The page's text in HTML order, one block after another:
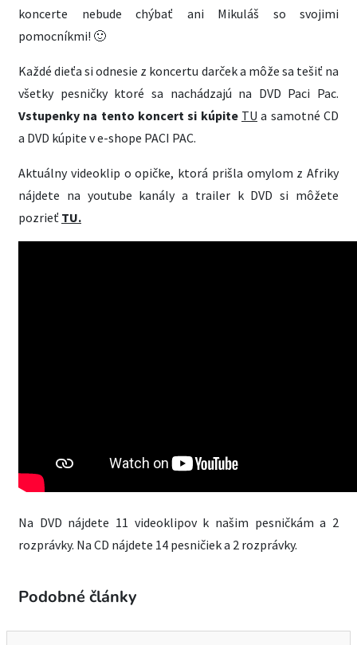
koncerte nebude chýbať ani Mikuláš so svojimi
pomocníkmi! 🙂
Každé dieťa si odnesie z koncertu darček a môže sa tešiť na
všetky pesničky ktoré sa nachádzajú na DVD Paci Pac.
Vstupenky na tento koncert si kúpite TU a samotné CD
a DVD kúpite v e-shope PACI PAC.
Aktuálny videoklip o opičke, ktorá prišla omylom z Afriky
nájdete na youtube kanály a trailer k DVD si môžete
pozrieť TU.
Na DVD nájdete 11 videoklipov k našim pesničkám a 2
rozprávky. Na CD nájdete 14 pesničiek a 2 rozprávky.
Podobné články